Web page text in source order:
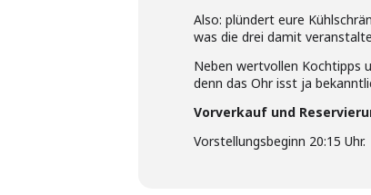
Also: plündert eure
was die drei damit
Neben wertvollen Kochtipps
denn das Ohr isst ja
Vorverkauf und
Vorstellungsbeginn 20:15 Uhr.